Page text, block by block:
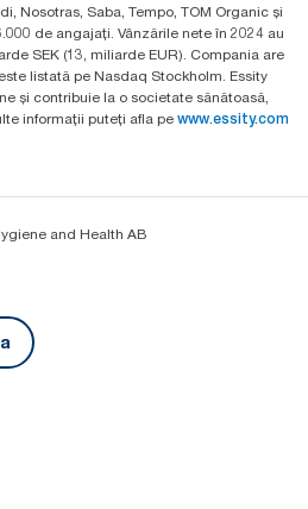
Nosotras, Saba, Tempo, TOM Organic și
de angajați. Vânzările nete în 2024 au
SEK (13, miliarde EUR). Compania are
listată pe Nasdaq Stockholm. Essity
și contribuie la o societate sănătoasă,
informații puteți afla pe www.essity.com
and Health AB